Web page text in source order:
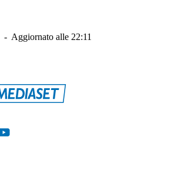
- Aggiornato alle 22:11